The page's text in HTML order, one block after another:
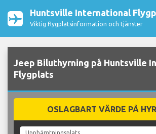
Huntsville International
Viktig flygplatsinformation och tjänster
Jeep Biluthyrning på Huntsville
Flygplats
OSLAGBART VÄRDE PÅ